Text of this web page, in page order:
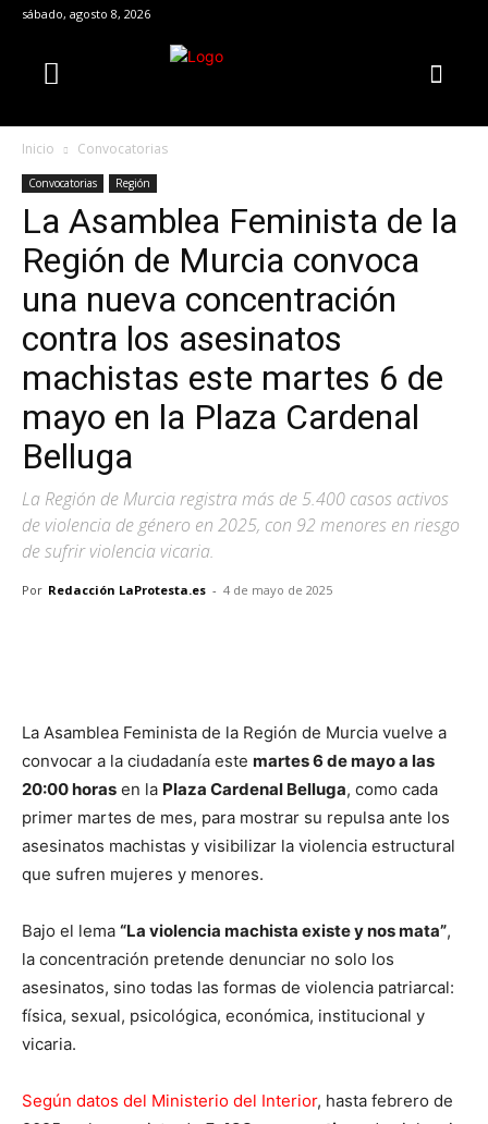
sábado, agosto 8, 2026
Inicio Convocatorias
Convocatorias Región
La Asamblea Feminista de la
Región de Murcia convoca
una nueva concentración
contra los asesinatos
machistas este martes 6 de
mayo en la Plaza Cardenal
Belluga
La Región de Murcia registra más de 5.400 casos activos
de violencia de género en 2025, con 92 menores en riesgo
de sufrir violencia vicaria.
Por Redacción LaProtesta.es - 4 de mayo de 2025
La Asamblea Feminista de la Región de Murcia vuelve a
convocar a la ciudadanía este martes 6 de mayo a las
20:00 horas en la Plaza Cardenal Belluga, como cada
primer martes de mes, para mostrar su repulsa ante los
asesinatos machistas y visibilizar la violencia estructural
que sufren mujeres y menores.
Bajo el lema “La violencia machista existe y nos mata”,
la concentración pretende denunciar no solo los
asesinatos, sino todas las formas de violencia patriarcal:
física, sexual, psicológica, económica, institucional y
vicaria.
Según datos del Ministerio del Interior, hasta febrero de